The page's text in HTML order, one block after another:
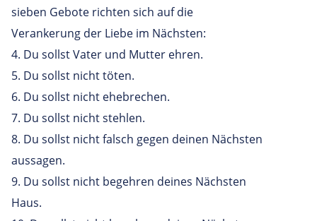
sieben Gebote richten sich auf die
Verankerung der Liebe im Nächsten:
4. Du sollst Vater und Mutter ehren.
5. Du sollst nicht töten.
6. Du sollst nicht ehebrechen.
7. Du sollst nicht stehlen.
8. Du sollst nicht falsch gegen deinen Nächsten
aussagen.
9. Du sollst nicht begehren deines Nächsten
Haus.